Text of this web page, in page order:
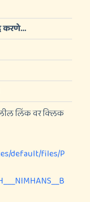
करणे...
लिंक वर क्लिक
default/files/P